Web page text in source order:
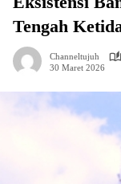
Tengah
Channeltujuh
30 Maret 2026